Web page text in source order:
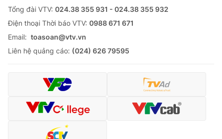
Tổng đài VTV: 024.38 355 931 - 024.38 355 932
Ðiện thoại Thời báo VTV: 0988 671 671
Email: toasoan@vtv.vn
Liên hệ quảng cáo: (024) 626 79595